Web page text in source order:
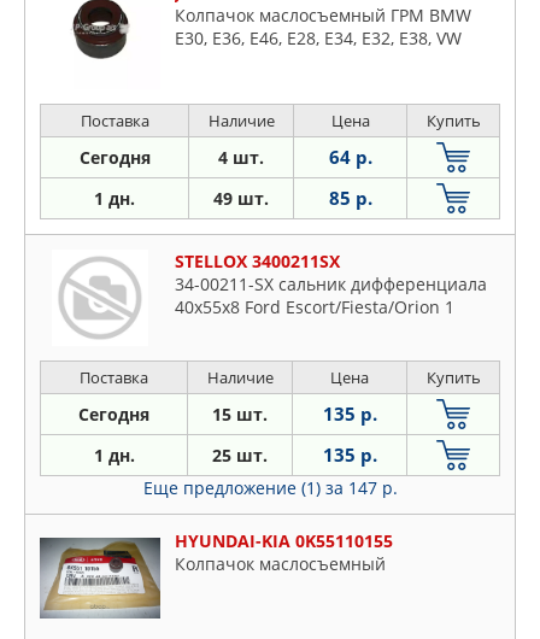
Колпачок маслосъемный ГРМ BMW
E30, E36, E46, E28, E34, E32, E38, VW
Поставка Наличие Цена Купить
Сегодня 4 шт. 64 р.
1 дн. 49 шт. 85 р.
STELLOX 3400211SX
34-00211-SX сальник дифференциала
40x55x8 Ford Escort/Fiesta/Orion 1
Поставка Наличие Цена Купить
Сегодня 15 шт. 135 р.
1 дн. 25 шт. 135 р.
Еще предложение (1) за 147 р.
HYUNDAI-KIA 0K55110155
Колпачок маслосъемный